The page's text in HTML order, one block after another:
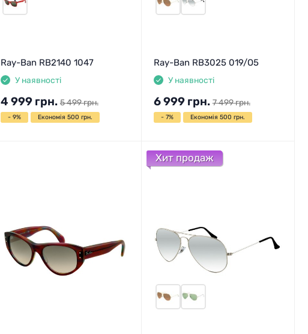
Ray-Ban RB2140 1047
У наявності
4 999 грн. 5 499грн.
- 9% Економія 500 грн.
Ray-Ban RB3025 019/O5
У наявності
6 999 грн. 7 499грн.
- 7% Економія 500 грн.
Хит продаж